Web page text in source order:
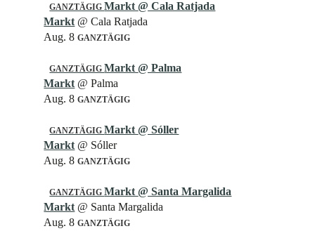
GANZTÄGIGMarkt @ Cala Ratjada
Markt @ Cala Ratjada
Aug. 8GANZTÄGIG
GANZTÄGIGMarkt @ Palma
Markt @ Palma
Aug. 8GANZTÄGIG
GANZTÄGIGMarkt @ Sóller
Markt @ Sóller
Aug. 8GANZTÄGIG
GANZTÄGIGMarkt @ Santa Margalida
Markt @ Santa Margalida
Aug. 8GANZTÄGIG